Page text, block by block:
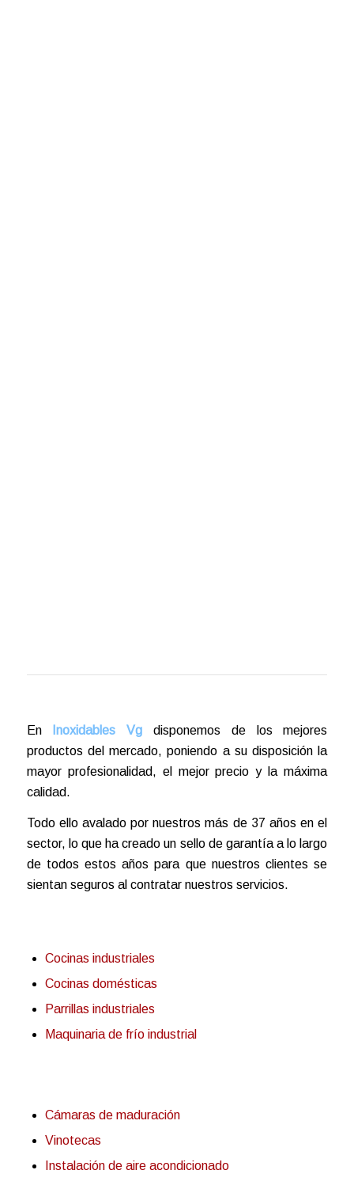
En Inoxidables Vgdisponemos de los mejores
productos del mercado, poniendo a su disposición la
mayor profesionalidad, el mejor precio y la máxima
calidad.
Todo ello avalado por nuestros más de 37 años en el
sector, lo que ha creado un sello de garantía a lo largo
de todos estos años para que nuestros clientes se
sientan seguros al contratar nuestros servicios.
Cocinas industriales
Cocinas domésticas
Parrillas industriales
Maquinaria de frío industrial
Cámaras de maduración
Vinotecas
Instalación de aire acondicionado